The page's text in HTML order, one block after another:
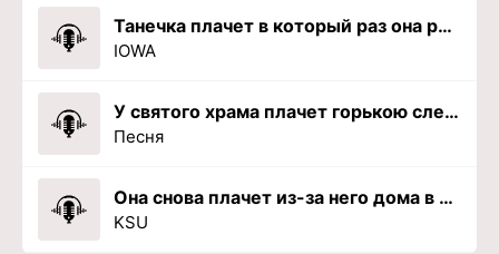
Танечка плачет в который раз она роняет в речку мячик
IOWA
У святого храма плачет горькою слезою мама
Песня
Она снова плачет из-за него дома в подушку
KSU